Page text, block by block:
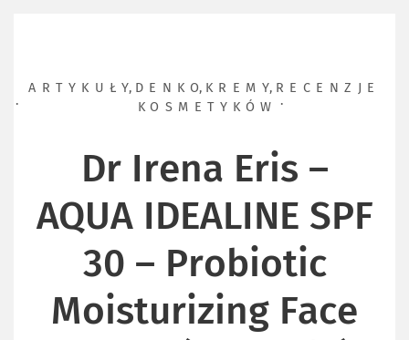
ARTYKUŁY, DENKO, KREMY, RECENZJE
KOSMETYKÓW
Dr Irena Eris –
AQUA IDEALINE SPF
30 – Probiotic
Moisturizing Face